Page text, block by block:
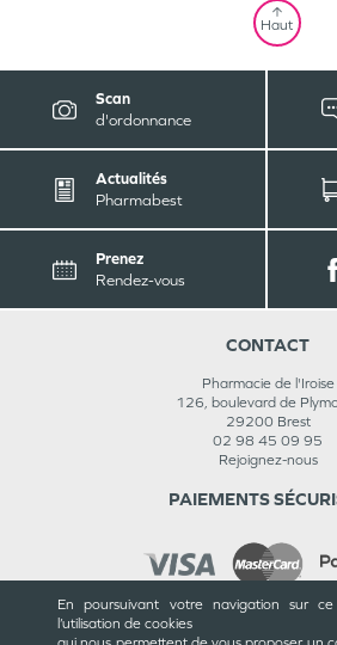
En poursuivant votre navigation sur
l’utilisation de cookies
Haut
Scan
d'ordonnance
Actualités
Pharmabest
Prenez
Rendez-vous
CONTACT
Pharmacie de l'Iroise
126, boulevard de
29200 Brest
02 98 45 09 95
Rejoignez-nous
PAIEMENTS